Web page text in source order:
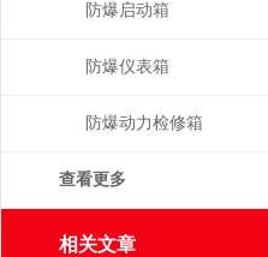
防爆启动箱
防爆仪表箱
防爆动力检修箱
查看更多
相关文章